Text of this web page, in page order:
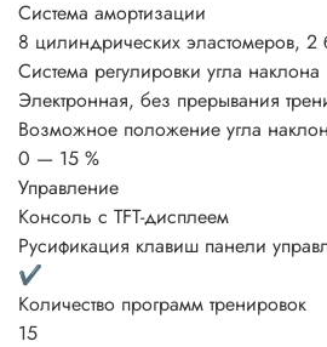
Система амортизации
8 цилиндрических эластомеров, 2
Система регулировки угла наклона
Электронная, без прерывания
Возможное положение угла
0 — 15 %
Управление
Консоль с TFT-дисплеем
Русификация клавиш панели
✔
Количество программ тренировок
15